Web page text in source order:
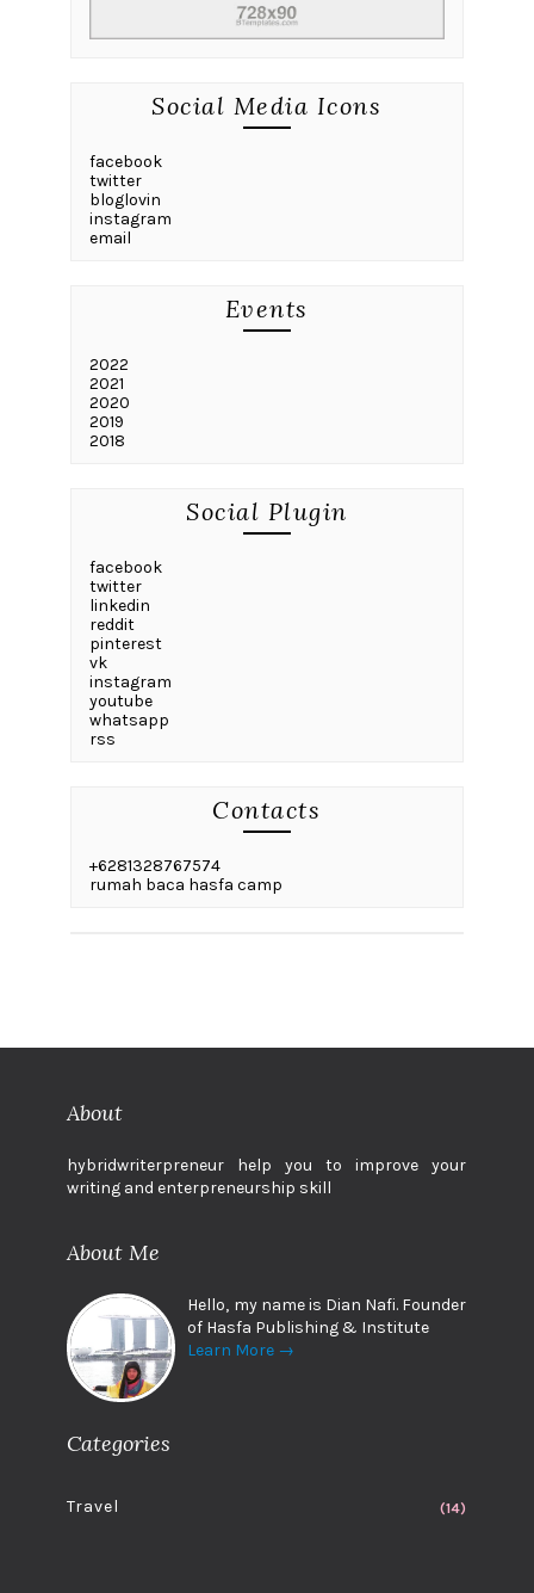
Social Media Icons
facebook
twitter
bloglovin
instagram
email
Events
2022
2021
2020
2019
2018
Social Plugin
facebook
twitter
linkedin
reddit
pinterest
vk
instagram
youtube
whatsapp
rss
Contacts
+6281328767574
rumah baca hasfa camp
About
hybridwriterpreneur help you to improve your
writing and enterpreneurship skill
About Me
Hello, my name is Dian Nafi. Founder
of Hasfa Publishing & Institute
Learn More →
Categories
Travel (14)